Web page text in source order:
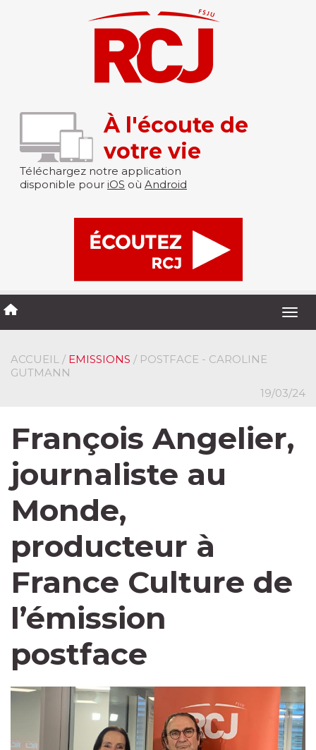
À l'écoute de
votre vie
Téléchargez notre application
disponible pour iOS où Android
ACCUEIL / EMISSIONS / POSTFACE - CAROLINE
GUTMANN
19/03/24
François Angelier,
journaliste au
Monde,
producteur à
France Culture de
l’émission
postface